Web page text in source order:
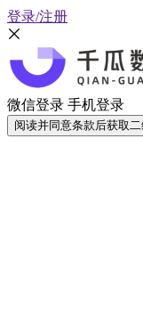
登录/注册
微信登录 手机登录
阅读并同意条款后获取